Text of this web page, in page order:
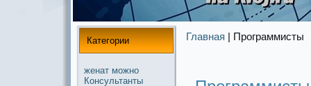
Категории
женат можнo
Консультанты
Главная | Прогpaммисты